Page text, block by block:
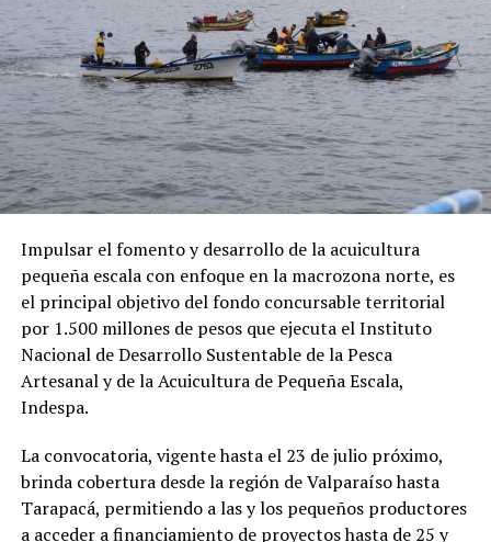
Impulsar el fomento y desarrollo de la acuicultura
pequeña escala con enfoque en la macrozona norte, es
el principal objetivo del fondo concursable territorial
por 1.500 millones de pesos que ejecuta el Instituto
Nacional de Desarrollo Sustentable de la Pesca
Artesanal y de la Acuicultura de Pequeña Escala,
Indespa.
La convocatoria, vigente hasta el 23 de julio próximo,
brinda cobertura desde la región de Valparaíso hasta
Tarapacá, permitiendo a las y los pequeños productores
a acceder a financiamiento de proyectos hasta de 25 y